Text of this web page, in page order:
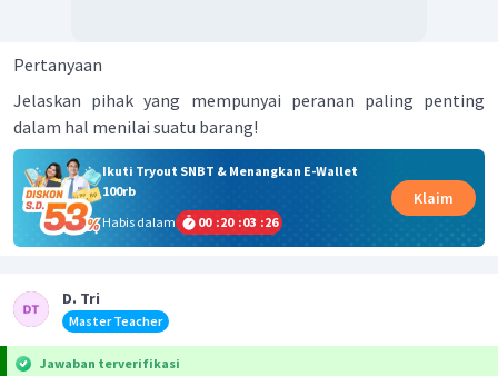
Pertanyaan
Jelaskan pihak yang mempunyai peranan paling penting
dalam hal menilai suatu barang!
Ikuti Tryout SNBT & Menangkan E-Wallet
100rb
Habis dalam
00 :20 :03 :26
Klaim
D. Tri
Master Teacher
Jawaban terverifikasi